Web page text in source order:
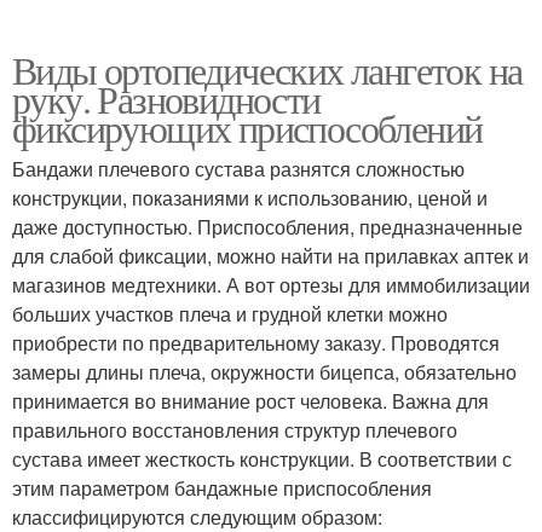
Виды ортопедических лангеток на
руку. Разновидности
фиксирующих приспособлений
Бандажи плечевого сустава разнятся сложностью
конструкции, показаниями к использованию, ценой и
даже доступностью. Приспособления, предназначенные
для слабой фиксации, можно найти на прилавках аптек и
магазинов медтехники. А вот ортезы для иммобилизации
больших участков плеча и грудной клетки можно
приобрести по предварительному заказу. Проводятся
замеры длины плеча, окружности бицепса, обязательно
принимается во внимание рост человека. Важна для
правильного восстановления структур плечевого
сустава имеет жесткость конструкции. В соответствии с
этим параметром бандажные приспособления
классифицируются следующим образом: